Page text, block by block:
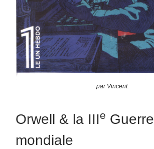
par Vincent.
Orwell & la IIIe Guerre
mondiale